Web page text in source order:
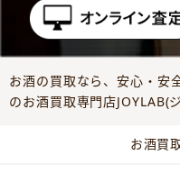
お酒の買取なら、安心・安
のお酒買取専門店JOYLAB(
お酒買